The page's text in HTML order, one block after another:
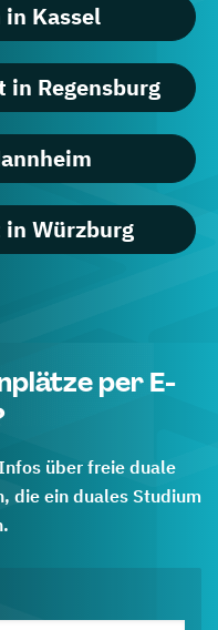
Kassel
in Regensburg
Würzburg
per E-
über freie duale
die ein duales Studium